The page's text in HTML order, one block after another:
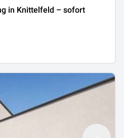
in Knittelfeld – sofort